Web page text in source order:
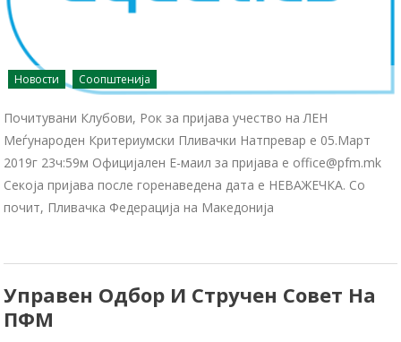
Новости Соопштенија
Почитувани Клубови, Рок за пријава учество на ЛЕН
Меѓународен Критериумски Пливачки Натпревар е 05.Март
2019г 23ч:59м Официјален Е-маил за пријава е office@pfm.mk
Секоја пријава после горенаведена дата е НЕВАЖЕЧКА. Со
почит, Пливачка Федерација на Македонија
Управен Одбор И Стручен Совет На
ПФМ